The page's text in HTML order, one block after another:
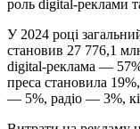
роль digital-реклами
У 2024 році
становив 27 776,1
digital-реклама —
преса становила
— 5%, радіо — 3%,